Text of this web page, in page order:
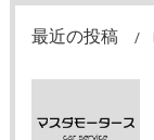
最近の投稿